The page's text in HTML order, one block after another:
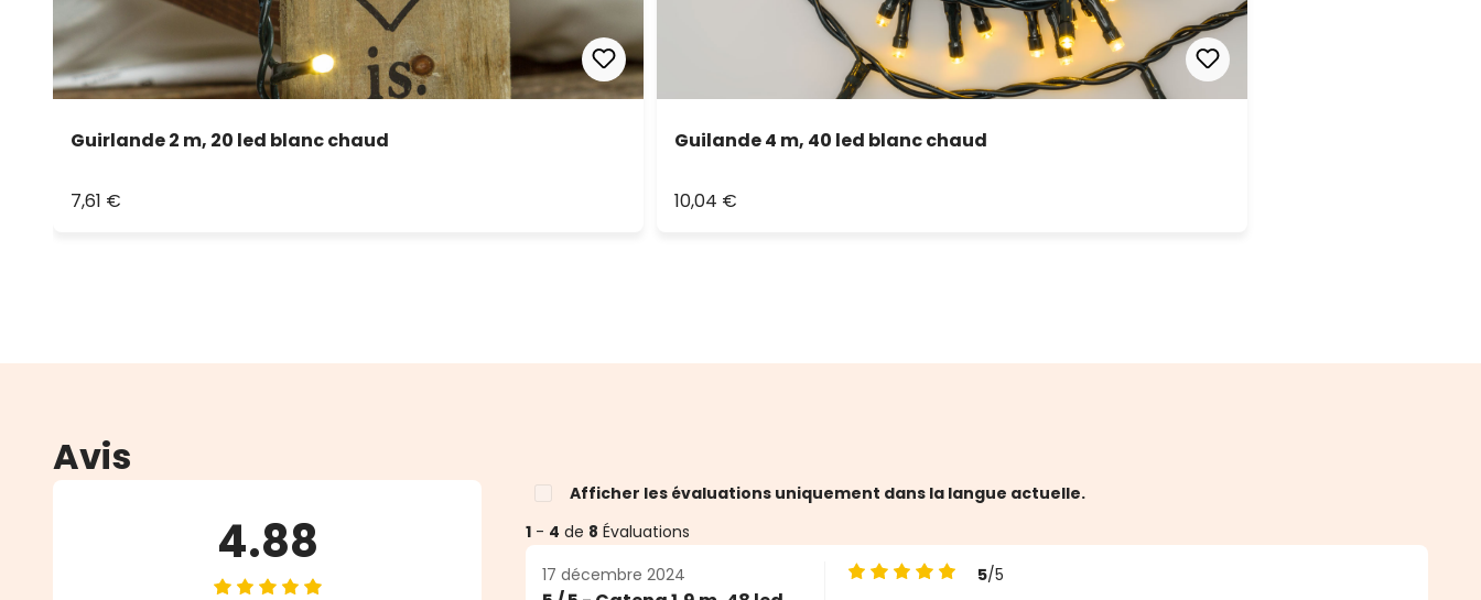
Guirlande 2 m, 20 led blanc chaud
7,61 €
Guilande 4 m, 40 led blanc chaud
10,04 €
Avis
4.88
Afficher les évaluations uniquement dans la langue actuelle.
1 - 4 de 8 Évaluations
17 décembre 2024
5/5